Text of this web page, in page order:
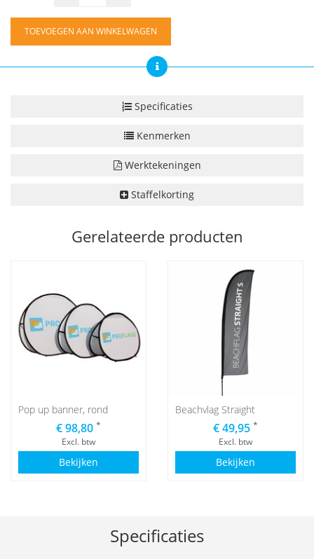
TOEVOEGEN AAN WINKELWAGEN
Specificaties
Kenmerken
Werktekeningen
Staffelkorting
Gerelateerde producten
Pop up banner, rond
€ 98,80 *
Excl. btw
Bekijken
Beachvlag Straight
€ 49,95 *
Excl. btw
Bekijken
Specificaties